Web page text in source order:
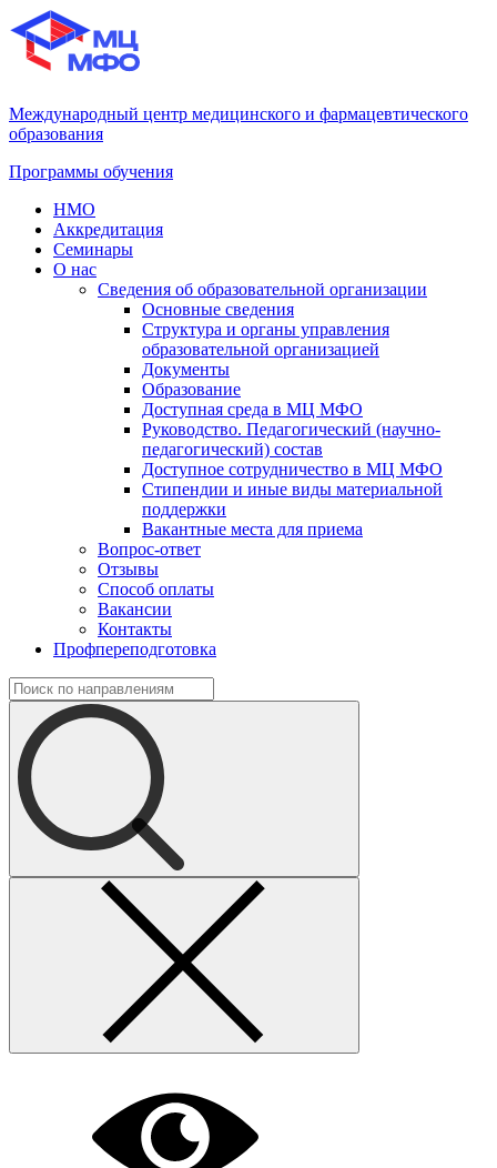
Международный центр медицинского и фармацевтического
образования
Программы обучения
НМО
Аккредитация
Семинары
О нас
Сведения об образовательной организации
Основные сведения
Структура и органы управления
образовательной организацией
Документы
Образование
Доступная среда в МЦ МФО
Руководство. Педагогический (научно-
педагогический) состав
Доступное сотрудничество в МЦ МФО
Стипендии и иные виды материальной
поддержки
Вакантные места для приема
Вопрос-ответ
Отзывы
Способ оплаты
Вакансии
Контакты
Профпереподготовка